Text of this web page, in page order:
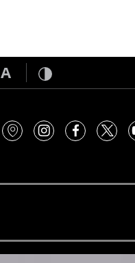
A
Contraste
LocalizaçãoInstagramFacebok